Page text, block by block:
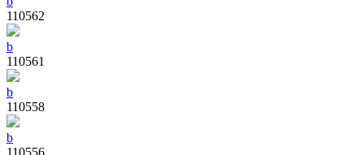
110562
b
110561
b
110558
b
110556